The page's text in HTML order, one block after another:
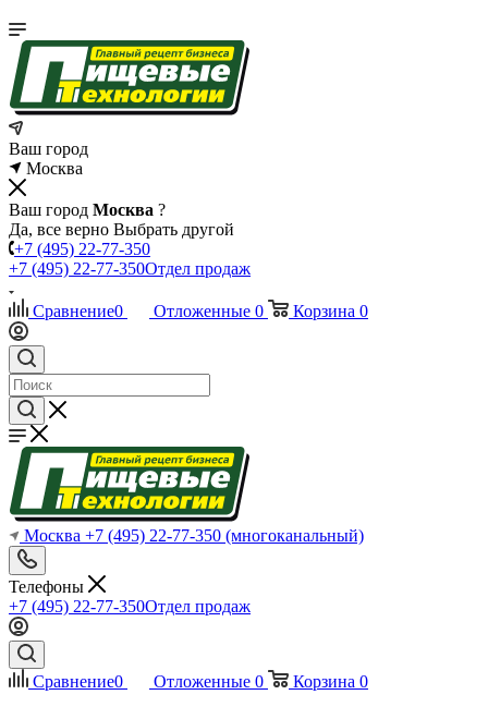
Ваш город
Москва
Ваш город Москва ?
Да, все верно Выбрать другой
+7 (495) 22-77-350
+7 (495) 22-77-350Отдел продаж
Сравнение0 Отложенные 0 Корзина 0
Москва +7 (495) 22-77-350 (многоканальный)
Телефоны
+7 (495) 22-77-350Отдел продаж
Сравнение0 Отложенные 0 Корзина 0